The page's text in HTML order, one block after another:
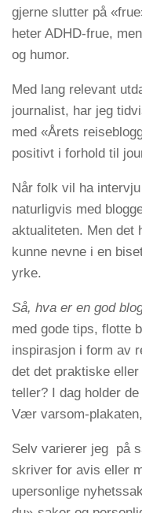
gjerne slutter på
heter ADHD-frue,
og humor.
Med lang relevant
journalist, har jeg
med «Årets
positivt i forhold til
Når folk vil ha
naturligvis med
aktualiteten. Men det
kunne nevne i en
yrke.
Så, hva er en god
med gode tips, flotte
inspirasjon i form av
det det praktiske
teller? I dag holder
Vær varsom-
Selv varierer jeg på
skriver for avis eller
upersonlige